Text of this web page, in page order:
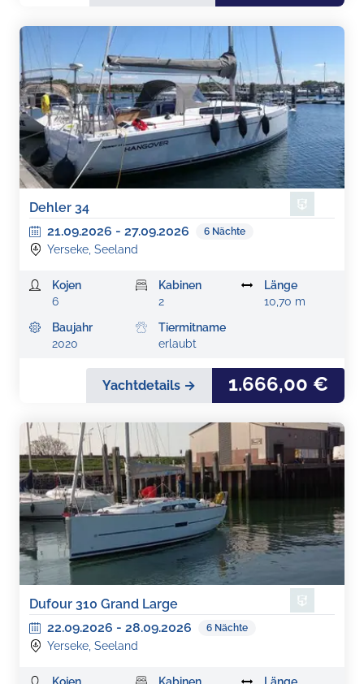
Dehler 34
21.09.2026 - 27.09.2026 6 Nächte
Yerseke, Seeland
Kojen
6
Kabinen
2
Länge
10,70 m
Baujahr
2020
Tiermitname
erlaubt
Yachtdetails → 1.666,00 €
Dufour 310 Grand Large
22.09.2026 - 28.09.2026 6 Nächte
Yerseke, Seeland